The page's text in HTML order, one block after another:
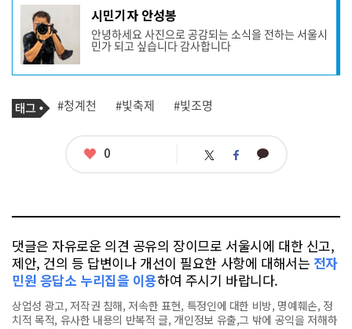
기
작
성
자
프
필
시민기자 안성봉
안녕하세요 사진으로 공감되는 소식을 전하는 서울시
민가 되고 싶습니다 감사합니다
기
사
태
그
#청계천 #빛축제 #빛조명
좋
0 트 페 카
댓글은 자유로운 의견 공유의 장이므로 서울시에 대한 신고,
제안, 건의 등 답변이나 개선이 필요한 사항에 대해서는 전자
민원 응답소 누리집을 이용하여 주시기 바랍니다.
상업성 광고, 저작권 침해, 저속한 표현, 특정인에 대한 비방, 명예훼손, 정
치적 목적, 유사한 내용의 반복적 글, 개인정보 유출,그 밖에 공익을 저해하